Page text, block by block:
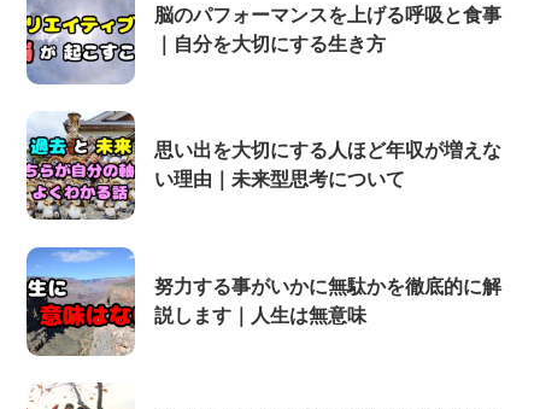
脳のパフォーマンスを上げる呼吸と食事
｜自分を大切にする生き方
思い出を大切にする人ほど年収が増えな
い理由｜未来型思考について
努力する事がいかに無駄かを徹底的に解
説します｜人生は無意味